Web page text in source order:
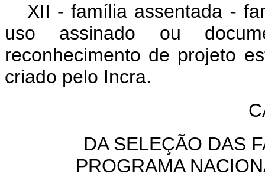
XII - família assentada -
uso assinado ou
reconhecimento de projeto
criado pelo Incra.
DA SELEÇÃO DAS
PROGRAMA